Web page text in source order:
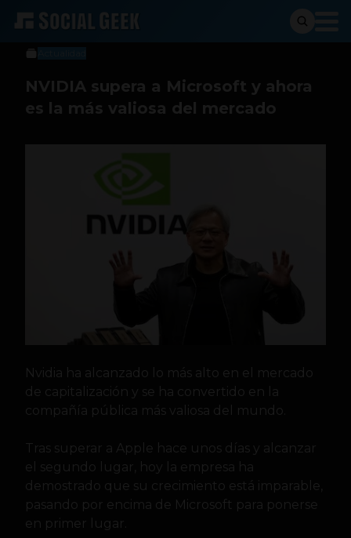
Social Geek
18 de junio de 2024
NVIDIA supera a Microsoft y ahora
es la más valiosa del mercado
Nvidia ha alcanzado lo más alto en el mercado
de capitalización y se ha convertido en la
compañía pública más valiosa del mundo.
Tras superar a Apple hace unos días y alcanzar
el segundo lugar, hoy la empresa ha
demostrado que su crecimiento está imparable,
pasando por encima de Microsoft para ponerse
en primer lugar.